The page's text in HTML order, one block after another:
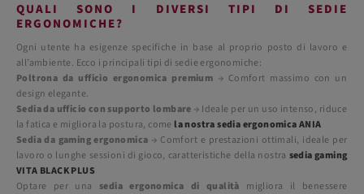
QUALI SONO I DIVERSI TIPI DI SEDIE
ERGONOMICHE?
Ogni utente ha esigenze specifiche in base al proprio posto di lavoro e
all’ambiente. Ecco i principali tipi di sedie ergonomiche:
Poltrona da ufficio ergonomica premium → Comfort massimo con un
design elegante.
Sedia da ufficio con supporto lombare → Ideale per un uso intenso, riduce
la fatica e migliora la postura, comela nostra sedia ergonomica ANIA
Sedia da gaming ergonomica → Comfort e prestazioni ottimali, ideale per
lavoro o lunghe sessioni di gioco, caratteristiche della nostra sedia gaming
VITA BLACK PLUS
Optare per una sedia ergonomica di qualità migliora il benessere